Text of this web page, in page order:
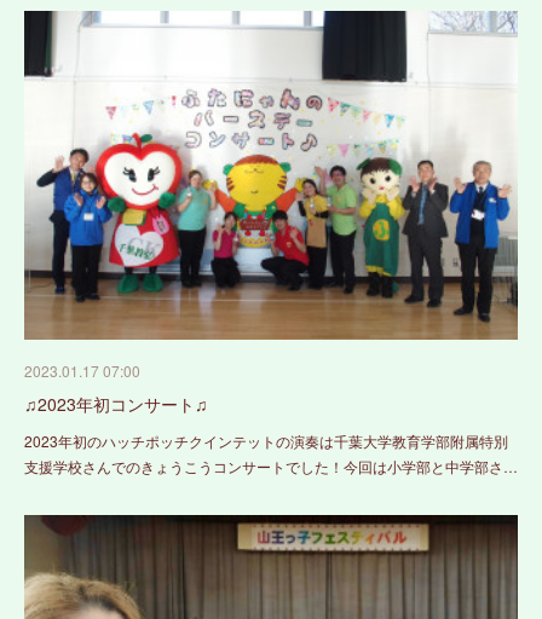
2023.01.17 07:00
♫2023年初コンサート♫
2023年初のハッチポッチクインテットの演奏は千葉大学教育学部附属特別
支援学校さんでのきょうこうコンサートでした！今回は小学部と中学部さ…